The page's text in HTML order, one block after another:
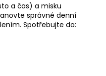
a čas) a misku
správné denní
Spotřebujte do: